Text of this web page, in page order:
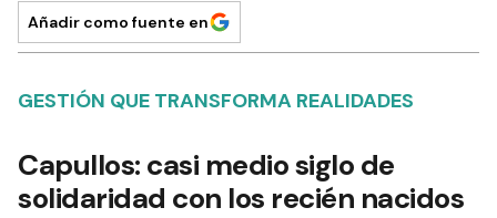
Añadir como fuente en
GESTIÓN QUE TRANSFORMA REALIDADES
Capullos: casi medio siglo de
solidaridad con los recién nacidos